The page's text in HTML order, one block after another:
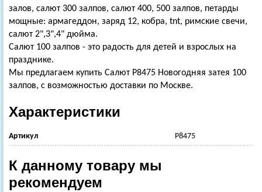
залов, салют 300 залпов, салют 400, 500 залпов, петарды
мощные: армагеддон, заряд 12, кобра, tnt, римские свечи,
салют 2",3",4" дюйма.
Салют 100 залпов - это радость для детей и взрослых на
празднике.
Мы предлагаем купить Салют Р8475 Новогодняя затея 100
залпов, с возможностью доставки по Москве.
Характеристики
Артикул Р8475
К данному товару мы
рекомендуем